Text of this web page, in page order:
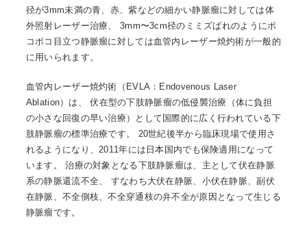
径が3mm未満の青、赤、紫などの細かい静脈瘤に対しては体
外照射レーザー治療、 3mm〜3cm径のミミズばれのようにボ
コボコ目立つ静脈瘤に対しては血管内レーザー焼灼術が一般的
に用いられます。
血管内レーザー焼灼術（EVLA：Endovenous Laser
Ablation）は、 伏在型の下肢静脈瘤の低侵襲治療（体に負担
の小さな回復の早い治療）として国際的に広く行われている下
肢静脈瘤の標準治療です。 20世紀後半から臨床現場で使用さ
れるようになり、2011年には日本国内でも保険適用になって
います。 治療の対象となる下肢静脈瘤は、主として伏在静脈
系の静脈還流不全、 すなわち大伏在静脈、小伏在静脈、副伏
在静脈、不全側枝、不全穿通枝の弁不全が原因となって生じる
静脈瘤です。